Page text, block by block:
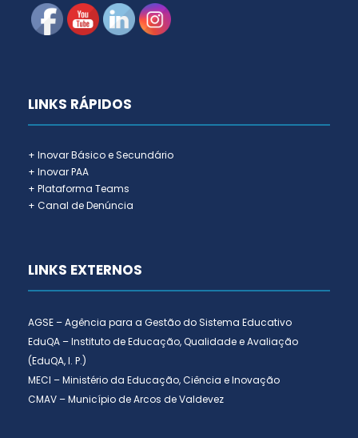
LINKS RÁPIDOS
+ Inovar Básico e Secundário
+ Inovar PAA
+ Plataforma Teams
+ Canal de Denúncia
LINKS EXTERNOS
AGSE – Agência para a Gestão do Sistema Educativo
EduQA – Instituto de Educação, Qualidade e Avaliação
(EduQA, I. P.)
MECI – Ministério da Educação, Ciência e Inovação
CMAV – Município de Arcos de Valdevez